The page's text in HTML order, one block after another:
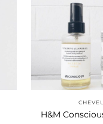
H&M